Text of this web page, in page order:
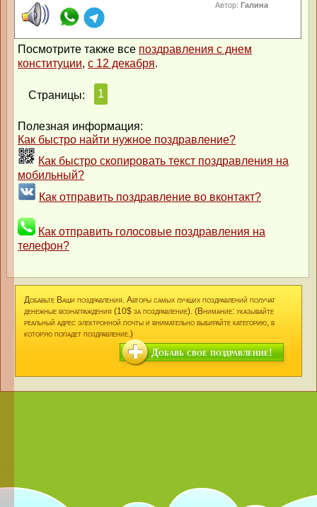
Автор:Галина
Посмотрите также все поздравления с днем
конституции, с 12 декабря.
Страницы: 1
Полезная информация:
Как быстро найти нужное поздравление?
Как быстро скопировать текст поздравления на
мобильный?
Как отправить поздравление во вконтакт?
Как отправить голосовые поздравления на
телефон?
Добавьте Ваши поздравления. Авторы самых лучших поздравлений получат
денежные вознаграждения (10$ за поздравление). (Внимание: указывайте
реальный адрес электронной почты и внимательно выбирайте категорию, в
которую попадет поздравление.)
Добавь свое поздравление!